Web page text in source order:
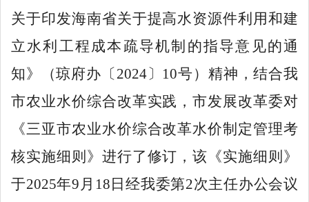
关于印发海南省关于提高水资源件利用和建
立水利工程成本疏导机制的指导意见的通
知》（琼府办〔 2024〕 10号）精神，结合我
市农业水价综合改革实践，市发展改革委对
《三亚市农业水价综合改革水价制定管理考
核实施细则》进行了修订，该《实施细则》
于2025年9 月 18 日经我委第2次主任办公会议